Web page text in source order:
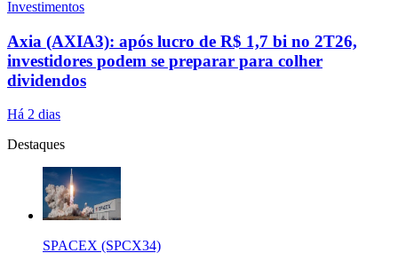
Investimentos
Axia (AXIA3): após lucro de R$ 1,7 bi no 2T26,
investidores podem se preparar para colher
dividendos
Há 2 dias
Destaques
SPACEX (SPCX34)